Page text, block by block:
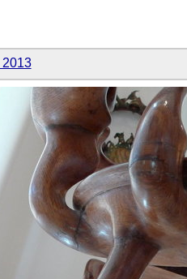
2013